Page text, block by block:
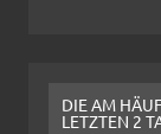
DIE AM
LETZTEN 2